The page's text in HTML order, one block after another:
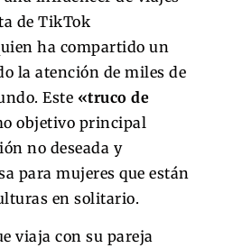
de TikTok
ha compartido un
la atención de miles de
Este «truco de
objetivo principal
no deseada y
para mujeres que están
en solitario.
viaja con su pareja